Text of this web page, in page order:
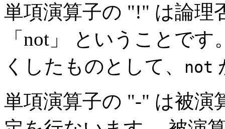
単項演算子の "!" は論理
「not」 ということで
くしたものとして、
not
単項演算子の "-" は被演